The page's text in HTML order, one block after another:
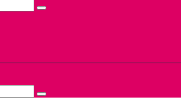
Search
Search